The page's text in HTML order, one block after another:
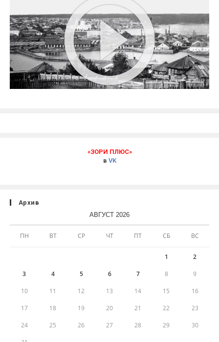
«ЗОРИ ПЛЮС»
в VK
Архив
АВГУСТ 2026
ПН ВТ СР ЧТ ПТ СБ ВС
1 2
3 4 5 6 7 8 9
10 11 12 13 14 15 16
17 18 19 20 21 22 23
24 25 26 27 28 29 30